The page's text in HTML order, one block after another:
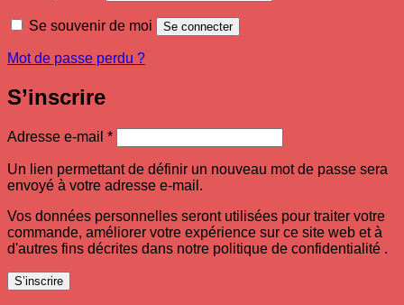
Se souvenir de moi Se connecter
Mot de passe perdu ?
S’inscrire
Adresse e-mail *Obligatoire
Un lien permettant de définir un nouveau mot de passe sera
envoyé à votre adresse e-mail.
Vos données personnelles seront utilisées pour traiter votre
commande, améliorer votre expérience sur ce site web et à
d'autres fins décrites dans notre politique de confidentialité .
S’inscrire